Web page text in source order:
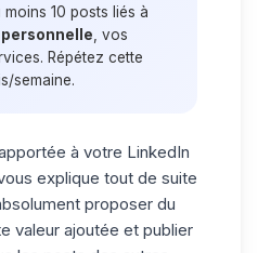
10 posts liés à
, vos
Répétez cette
semaine.
à votre LinkedIn
explique tout de suite
proposer du
valeur ajoutée et publier